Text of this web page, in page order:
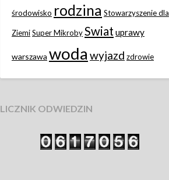
środowisko rodzina Stowarzyszenie dla
ZiemiSuper MikrobySwiat uprawy
warszawa woda wyjazd zdrowie
LICZNIK ODWIEDZIN